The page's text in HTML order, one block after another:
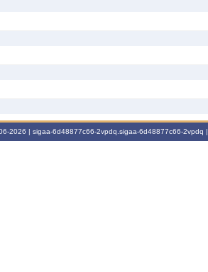
2026 | sigaa-6d48877c66-2vpdq.sigaa-6d48877c66-2vpdq |